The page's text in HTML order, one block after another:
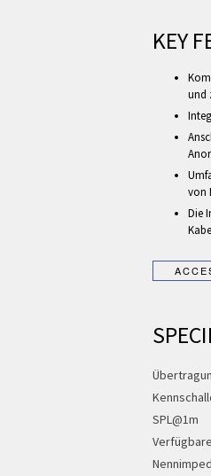
KEY
und
von
Die
SPL@1m